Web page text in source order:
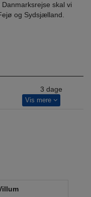
skal vi
og Sydsjælland.
3 dage
Vis mere